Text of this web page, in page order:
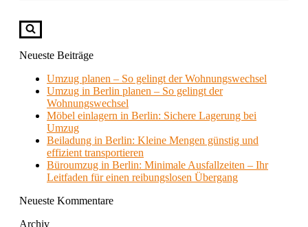
Neueste Beiträge
Umzug planen – So gelingt der Wohnungswechsel
Umzug in Berlin planen – So gelingt der
Wohnungswechsel
Möbel einlagern in Berlin: Sichere Lagerung bei
Umzug
Beiladung in Berlin: Kleine Mengen günstig und
effizient transportieren
Büroumzug in Berlin: Minimale Ausfallzeiten – Ihr
Leitfaden für einen reibungslosen Übergang
Neueste Kommentare
Archiv